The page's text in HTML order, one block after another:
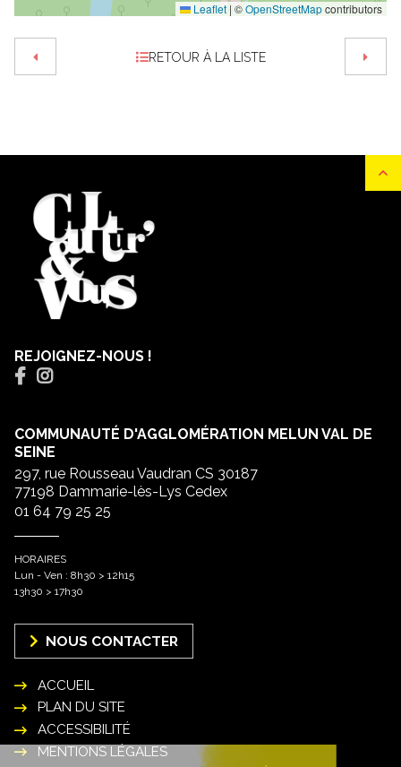
Leaflet | ©OpenStreetMapcontributors
RETOUR À LA LISTE
REJOIGNEZ-NOUS !
COMMUNAUTÉ D'AGGLOMÉRATION MELUN VAL DE
SEINE
297, rue Rousseau Vaudran CS 30187
77198 Dammarie-lès-Lys Cedex
01 64 79 25 25
HORAIRES
Lun - Ven : 8h30 > 12h15
13h30 > 17h30
NOUS CONTACTER
ACCUEIL
PLAN DU SITE
ACCESSIBILITÉ
MENTIONS LÉGALES